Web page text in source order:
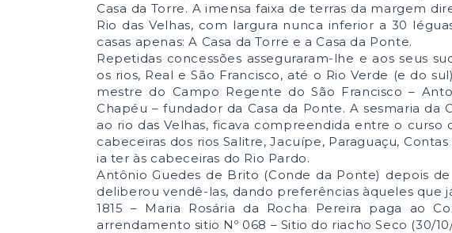
Casa da Torre. A imensa faixa de terras da margem
Rio das Velhas, com largura nunca inferior a 30
casas apenas: A Casa da Torre e a Casa da Ponte.
Repetidas concessões asseguraram-lhe e aos seus
os rios, Real e São Francisco, até o Rio Verde (e do
mestre do Campo Regente do São Francisco –
Chapéu – fundador da Casa da Ponte. A sesmaria
ao rio das Velhas, ficava compreendida entre o
cabeceiras dos rios Salitre, Jacuípe, Paraguaçu,
ia ter às cabeceiras do Rio Pardo.
Antônio Guedes de Brito (Conde da Ponte) depois
deliberou vendê-las, dando preferências àqueles que
1815 – Maria Rosária da Rocha Pereira paga ao
arrendamento sitio Nº 068 – Sitio do riacho Seco (30/